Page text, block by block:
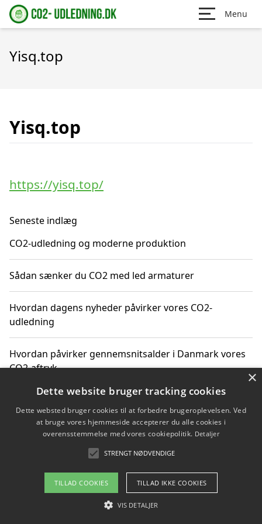
Menu
Yisq.top
Yisq.top
https://yisq.top/
Seneste indlæg
CO2-udledning og moderne produktion
Sådan sænker du CO2 med led armaturer
Hvordan dagens nyheder påvirker vores CO2-
udledning
Hvordan påvirker gennemsnitsalder i Danmark vores
CO2-aftryk
Hvordan nyheder om CO2-udledning påvirker vores
hverdag
Om / kontakt
Blog Betingelser
×
Dette website bruger tracking cookies
Dette websted bruger cookies til at forbedre brugeroplevelsen. Ved
at bruge vores hjemmeside accepterer du alle cookies i
overensstemmelse med vores cookiepolitik. Detaljer
STRENGT NØDVENDIGE
TILLAD COOKIES TILLAD IKKE COOKIES
VIS DETALJER